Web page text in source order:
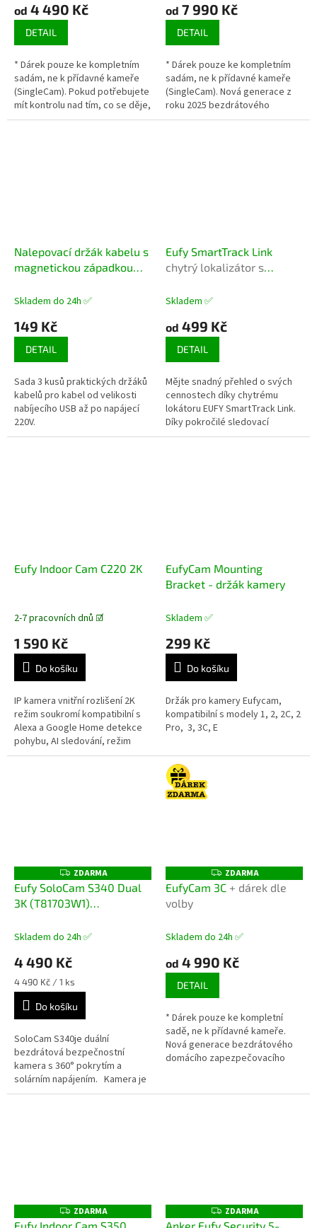
od 4 490 Kč
DETAIL
* Dárek pouze ke kompletním
sadám, ne k přídavné kameře
(SingleCam). Pokud potřebujete
mít kontrolu nad tím, co se děje,
můžete se spolehnout na výkon
od 7 990 Kč
DETAIL
* Dárek pouze ke kompletním
sadám, ne k přídavné kameře
(SingleCam). Nová generace z
roku 2025 bezdrátového
domácího zapezpečovacího
Nalepovací držák kabelu s
magnetickou západkou
Skladem do 24h ✅
149 Kč
DETAIL
Sada 3 kusů praktických držáků
kabelů pro kabel od velikosti
nabíjecího USB až po napájecí
220V.
Eufy SmartTrack Link
chytrý lokalizátor s
Skladem ✅
od 499 Kč
DETAIL
Mějte snadný přehled o svých
cennostech díky chytrému
lokátoru EUFY SmartTrack Link.
Díky pokročilé sledovací
technologii Bluetooth najdete
Eufy Indoor Cam C220 2K
2-7 pracovních dnů ☑️
1 590 Kč
Do košíku
IP kamera vnitřní rozlišení 2K
režim soukromí kompatibilní s
Alexa a Google Home detekce
pohybu, AI sledování, režim
soukromí obousměrný zvuk,
EufyCam Mounting
Bracket - držák kamery
Skladem ✅
299 Kč
Do košíku
Držák pro kamery Eufycam,
kompatibilní s modely 1, 2, 2C, 2
Pro, 3, 3C, E
Z
D
A
R
ZDARMA
Eufy SoloCam S340 Dual
3K (T81703W1)
vestavěnou baterií a
Skladem do 24h ✅
4 490 Kč
Měrná
cena:
4 490 Kč / 1 ks
Do košíku
SoloCam S340je duální
bezdrátová bezpečnostní
kamera s 360° pokrytím a
solárním napájením. Kamera je
vybavena baterií, která pokryje
Z
D
A
ZDARMA
EufyCam 3C + dárek dle
volby
Skladem do 24h ✅
od 4 990 Kč
DETAIL
* Dárek pouze ke kompletní
sadě, ne k přídavné kameře.
Nová generace bezdrátového
domácího zapezpečovacího
roku na...
Z
D
ZDARMA
Z
D
ZDARMA